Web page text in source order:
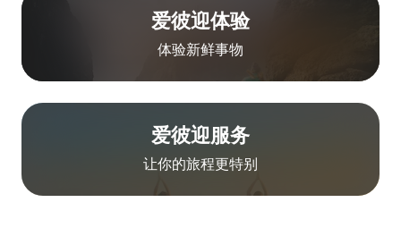
爱彼迎体验
体验新鲜事物
爱彼迎服务
让你的旅程更特别